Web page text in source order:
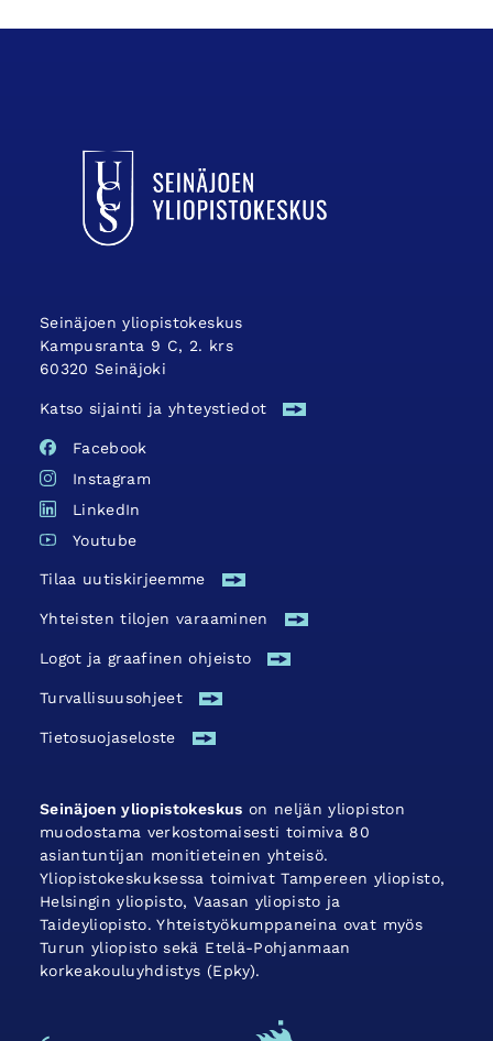
Seinäjoen yliopistokeskus
Kampusranta 9 C, 2. krs
60320 Seinäjoki
Katso sijainti ja yhteystiedot
Facebook
Instagram
LinkedIn
Youtube
Tilaa uutiskirjeemme
Yhteisten tilojen varaaminen
Logot ja graafinen ohjeisto
Turvallisuus­ohjeet
Tietosuojaseloste
Seinäjoen yliopistokeskus on neljän yliopiston
muodostama verkostomaisesti toimiva 80
asiantuntijan monitieteinen yhteisö.
Yliopistokeskuksessa toimivat Tampereen yliopisto,
Helsingin yliopisto, Vaasan yliopisto ja
Taideyliopisto. Yhteistyökumppaneina ovat myös
Turun yliopisto sekä Etelä-Pohjanmaan
korkeakouluyhdistys (Epky).